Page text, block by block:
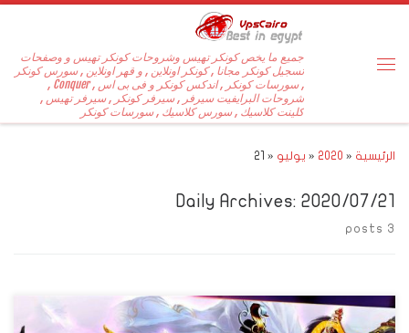
جميع ما يخص كونكر تهيس وشروحات كونكر تهيس و وصفحات
تسجيل كونكر مجانا , كونكر اونلاين , و قهر اونلاين , سورس كونكر
, سورسات كونكر , اندكس كونكر و فى بى اس , Conquer ,
شروحات البرايفيت سيرفر , سيرفر كونكر , سيرفر تهيس ,
كلينت كلاسيك , سورس كلاسيك , سورسات كونكر
الرئيسية «
2020
« يوليو «
21
Daily Archives: 2020/07/21
3 posts